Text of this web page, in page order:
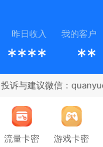
昨日收入 我的客户
**** **
流量卡密 游戏卡密